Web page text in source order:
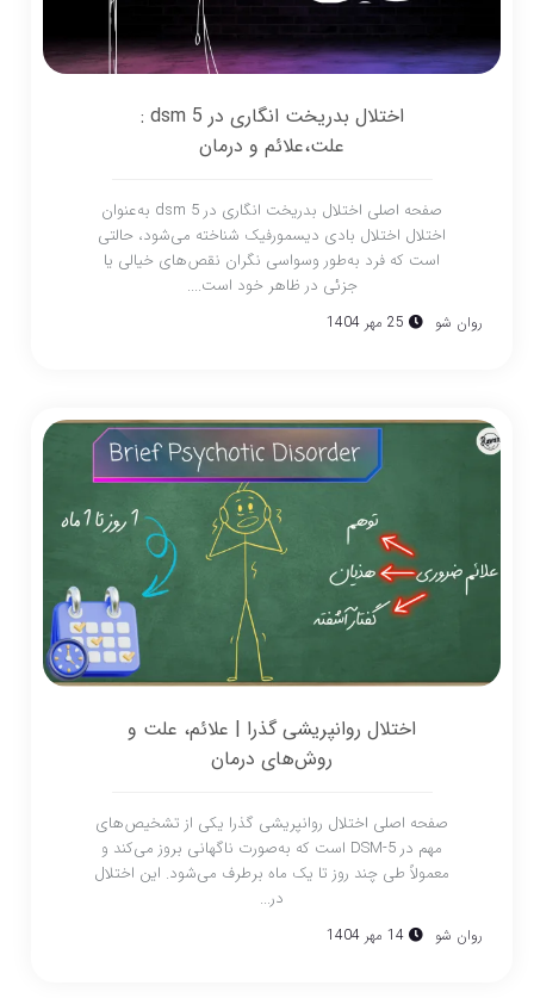
اختلال بدریخت انگاری در dsm 5 :
علت،علائم و درمان
صفحه اصلی اختلال بدریخت انگاری در dsm 5 به‌عنوان
اختلال اختلال بادی دیسمورفیک شناخته می‌شود، حالتی
است که فرد به‌طور وسواسی نگران نقص‌های خیالی یا
جزئی در ظاهر خود است....
روان شو 25 مهر 1404
اختلال روانپریشی گذرا | علائم، علت و
روش‌های درمان
صفحه اصلی اختلال روانپریشی گذرا یکی از تشخیص‌های
مهم در DSM-5 است که به‌صورت ناگهانی بروز می‌کند و
معمولاً طی چند روز تا یک ماه برطرف می‌شود. این اختلال
در...
روان شو 14 مهر 1404